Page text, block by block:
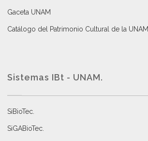
Gaceta UNAM
Catálogo del Patrimonio Cultural de la UNAM.
Sistemas IBt - UNAM.
SiBioTec
SiGABioTec.